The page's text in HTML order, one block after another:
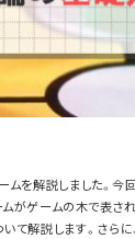
を解説しました。今
ゲームの木で表され
て解説します。さら